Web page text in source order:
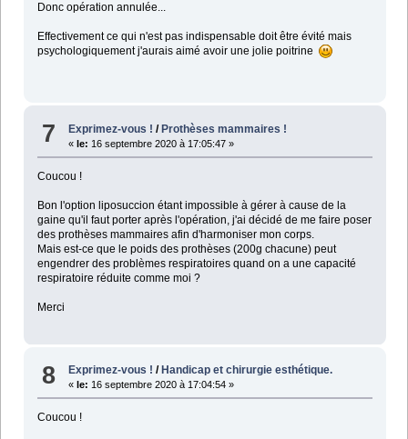
Donc opération annulée...
Effectivement ce qui n'est pas indispensable doit être évité mais
psychologiquement j'aurais aimé avoir une jolie poitrine
7 Exprimez-vous ! /Prothèses mammaires !
«le: 16 septembre 2020 à 17:05:47 »
Coucou !
Bon l'option liposuccion étant impossible à gérer à cause de la
gaine qu'il faut porter après l'opération, j'ai décidé de me faire poser
des prothèses mammaires afin d'harmoniser mon corps.
Mais est-ce que le poids des prothèses (200g chacune) peut
engendrer des problèmes respiratoires quand on a une capacité
respiratoire réduite comme moi ?
Merci
8 Exprimez-vous ! / Handicap et chirurgie esthétique.
«le: 16 septembre 2020 à 17:04:54 »
Coucou !